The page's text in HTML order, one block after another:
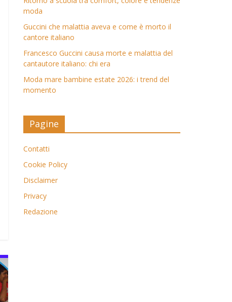
moda
Guccini che malattia aveva e come è morto il
cantore italiano
Francesco Guccini causa morte e malattia del
cantautore italiano: chi era
Moda mare bambine estate 2026: i trend del
momento
Pagine
Contatti
Cookie Policy
Disclaimer
Privacy
Redazione